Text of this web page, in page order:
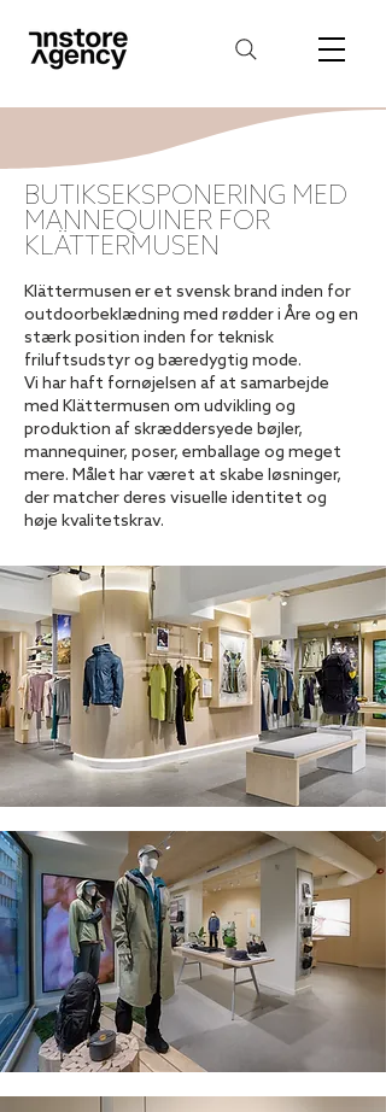
BUTIKSEKSPONERING MED
MANNEQUINER FOR
KLÄTTERMUSEN
Klättermusen er et svensk brand inden for
outdoorbeklædning med rødder i Åre og en
stærk position inden for teknisk
friluftsudstyr og bæredygtig mode.
Vi har haft fornøjelsen af at samarbejde
med Klättermusen om udvikling og
produktion af skræddersyede bøjler,
mannequiner, poser, emballage og meget
mere. Målet har været at skabe løsninger,
der matcher deres visuelle identitet og
høje kvalitetskrav.